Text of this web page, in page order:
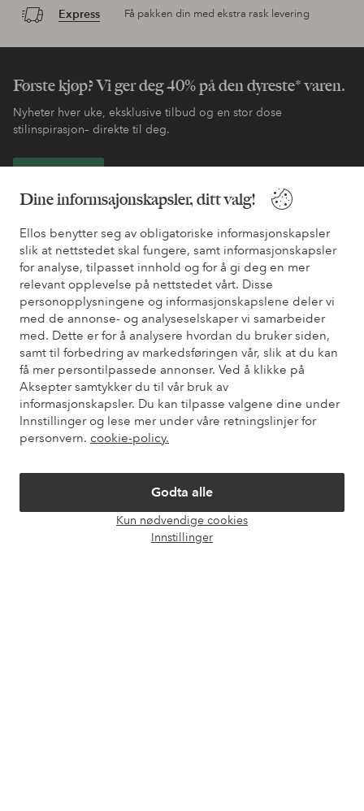
Dine informsajonskapsler, ditt valg!
Ellos benytter seg av obligatoriske informasjonskapsler
slik at nettstedet skal fungere, samt informasjonskapsler
for analyse, tilpasset innhold og for å gi deg en mer
relevant opplevelse på nettstedet vårt. Disse
personopplysningene og informasjonskapslene deler vi
med de annonse- og analyseselskaper vi samarbeider
med. Dette er for å analysere hvordan du bruker siden,
samt til forbedring av markedsføringen vår, slik at du kan
få mer persontilpassede annonser. Ved å klikke på
Aksepter samtykker du til vår bruk av
informasjonskapsler. Du kan tilpasse valgene dine under
Innstillinger og lese mer under våre retningslinjer for
personvern. cookie-policy.
Godta alle
Kun nødvendige cookies
Innstillinger
Express Få pakken din med ekstra rask levering
Første kjøp? Vi ger deg 40% på den dyreste* varen.
Nyheter hver uke, eksklusive tilbud og en stor dose
stilinspirasjon– direkte til deg.
Trenger du hjelp?
Du finner svar på de vanligste spørsmålene i vår FAQ. Du finner
også informasjon om hvordan du kan kontakte oss.
Kundeservice Betalingsmåte
Mine sider
Om Ellos